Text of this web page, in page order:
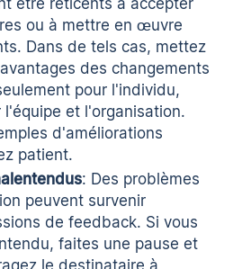
être réticents à accepter
ou à mettre en œuvre
Dans de tels cas, mettez
des changements
pour l'individu,
l'équipe et l'organisation.
d'améliorations
patient.
: Des problèmes
peuvent survenir
de feedback. Si vous
faites une pause et